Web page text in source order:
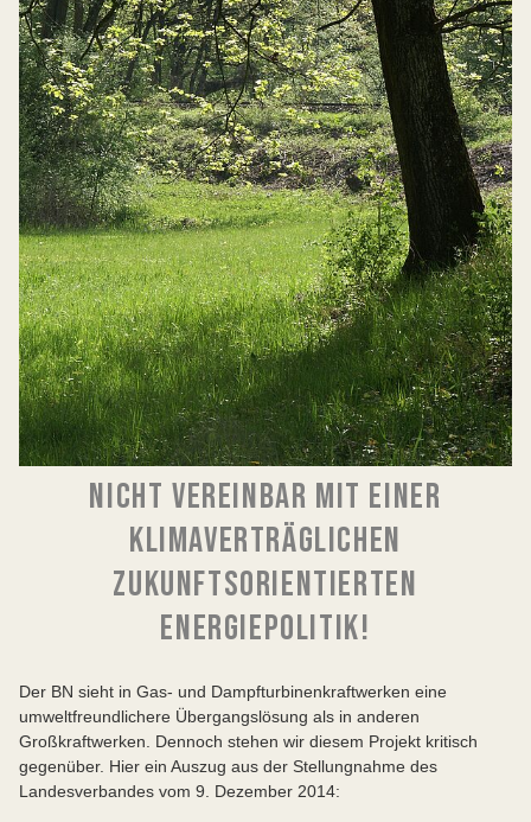
NICHT VEREINBAR MIT EINER
KLIMAVERTRÄGLICHEN
ZUKUNFTSORIENTIERTEN
ENERGIEPOLITIK!
Der BN sieht in Gas- und Dampfturbinenkraftwerken eine
umweltfreundlichere Übergangslösung als in anderen
Großkraftwerken. Dennoch stehen wir diesem Projekt kritisch
gegenüber. Hier ein Auszug aus der Stellungnahme des
Landesverbandes vom 9. Dezember 2014: